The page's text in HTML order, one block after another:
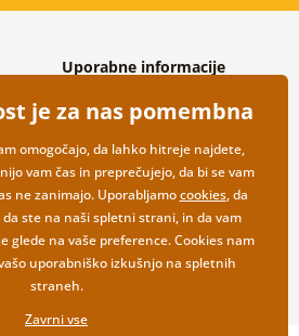
Uporabne informacije
Pogosto zastavljena vprašanja
Kontakti
Veleprodaja
je za nas pomembna
omogočajo, da lahko hitreje najdete,
vam čas in preprečujejo, da bi se vam
ne zanimajo. Uporabljamocookies, da
ste na naši spletni strani, in da vam
glede na vaše preference. Cookies nam
uporabniško izkušnjo na spletnih
straneh.
Zavrni vse